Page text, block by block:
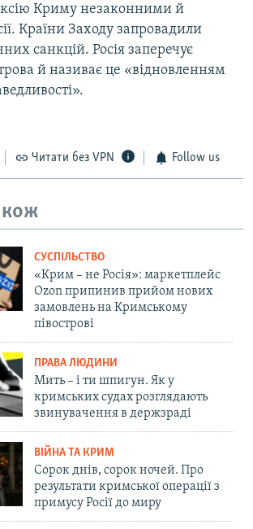
Криму незаконними й
Країни Заходу запровадили
санкцій. Росія заперечує
й називає це «відновленням
Читати без VPN Follow us
СУСПІЛЬСТВО
«Крим – не Росія»: маркетплейс
Ozon припинив прийом нових
замовлень на Кримському
півострові
ПРАВА ЛЮДИНИ
Мить – і ти шпигун. Як у
кримських судах розглядають
звинувачення в держзраді
ВІЙНА ТА КРИМ
Сорок днів, сорок ночей. Про
результати кримської операції з
примусу Росії до миру